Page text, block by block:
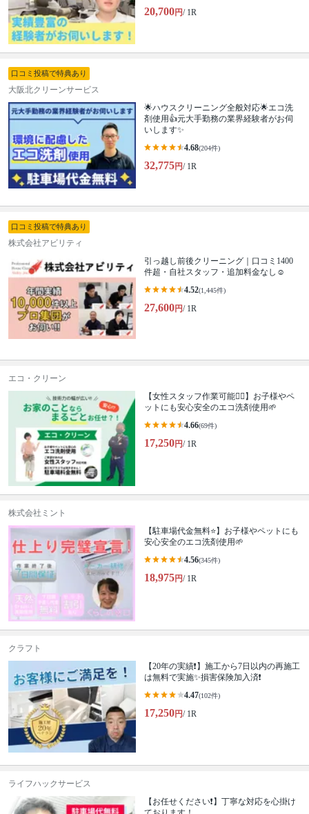
20,700円/ 1R
口コミ投稿で特典あり
大阪北クリーンサービス
🌟ハウスクリーニング全般対応🌟エコ洗
剤使用👍元大手勤務の業界経験者がお伺
いします✨
4.68(204件)
32,775円/ 1R
口コミ投稿で特典あり
株式会社アビリティ
引っ越し前後クリーニング｜口コミ1400
件超・自社スタッフ・追加料金なし☺️
4.52(1,445件)
27,600円/ 1R
エコ・クリーン
【女性スタッフ作業可能🙆‍♀️】お子様やペ
ットにも安心安全のエコ洗剤使用🌱
4.66(69件)
17,250円/ 1R
株式会社ミント
【駐車場代金無料⭐️】お子様やペットにも
安心安全のエコ洗剤使用🌱
4.56(345件)
18,975円/ 1R
クラフト
【20年の実績❗️】施工から7日以内の再施工
は無料で実施✨損害保険加入済❗️
4.47(102件)
17,250円/ 1R
ライフハックサービス
【お任せください❗️】丁寧な対応を心掛け